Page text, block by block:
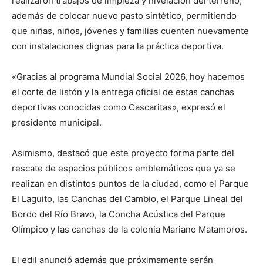
además de colocar nuevo pasto sintético, permitiendo
que niñas, niños, jóvenes y familias cuenten nuevamente
con instalaciones dignas para la práctica deportiva.
«Gracias al programa Mundial Social 2026, hoy hacemos
el corte de listón y la entrega oficial de estas canchas
deportivas conocidas como Cascaritas», expresó el
presidente municipal.
Asimismo, destacó que este proyecto forma parte del
rescate de espacios públicos emblemáticos que ya se
realizan en distintos puntos de la ciudad, como el Parque
El Laguito, las Canchas del Cambio, el Parque Lineal del
Bordo del Río Bravo, la Concha Acústica del Parque
Olímpico y las canchas de la colonia Mariano Matamoros.
El edil anunció además que próximamente serán